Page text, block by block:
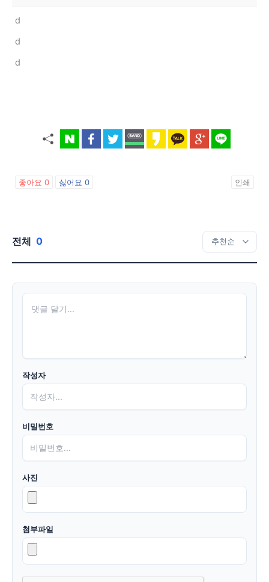
d
d
d
좋아요 0 싫어요 0 인쇄
전체 0
작성자
비밀번호
사진
첨부파일